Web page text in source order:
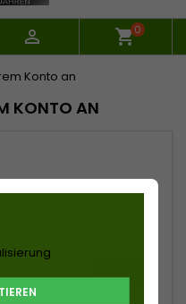
 0
Konto an
KONTO AN